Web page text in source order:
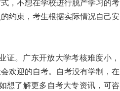
，不想在学校进行脱产学习的考
约束，考生根据实际情况自己安
证。广东开放大学考核难度小，
欢迎的自考。自考没有学制，在
想了解更多自考大专资讯，可咨